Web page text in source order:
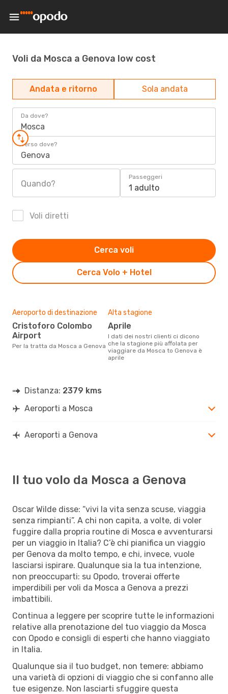
Voli da Mosca a Genova low cost
Andata e ritorno Sola andata
Da dove?
Mosca
Verso dove?
Genova
Quando?
Passeggeri
1 adulto
Voli diretti
Cerca Volo + Hotel
Cerca voli
Aeroporto di destinazione
Cristoforo Colombo
Airport
Per la tratta da Mosca a Genova
Alta stagione
aprile
I dati dei nostri clienti ci dicono
che la stagione più affolata per
viaggiare da Mosca to Genova è
aprile
Distanza: 2379 kms
Aeroporti a Mosca
Aeroporti a Genova
Il tuo volo da Mosca a Genova
Oscar Wilde disse: “vivi la vita senza scuse, viaggia
senza rimpianti”. A chi non capita, a volte, di voler
fuggire dalla propria routine di Mosca e avventurarsi
per un viaggio in Italia? C’è chi pianifica un viaggio
per Genova da molto tempo, e chi, invece, vuole
lasciarsi ispirare. Qualunque sia la tua intenzione,
non preoccuparti: su Opodo, troverai offerte
imperdibili per voli da Mosca a Genova a prezzi
imbattibili.
Continua a leggere per scoprire tutte le informazioni
relative alla prenotazione del tuo viaggio da Mosca
con Opodo e consigli di esperti che hanno viaggiato
in Italia.
Qualunque sia il tuo budget, non temere: abbiamo
una varietà di opzioni di viaggio che si confanno alle
tue esigenze. Non lasciarti sfuggire questa